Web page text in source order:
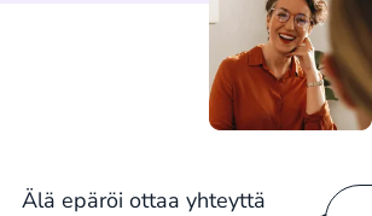
Älä epäröi ottaa yhteyttä